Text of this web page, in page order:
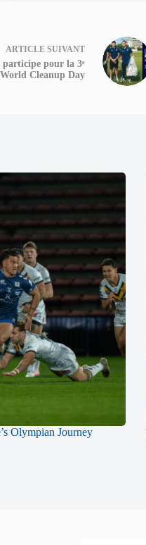
ARTICLESUIVANT
pour la 3ᵉ
Cleanup Day
Olympian Journey